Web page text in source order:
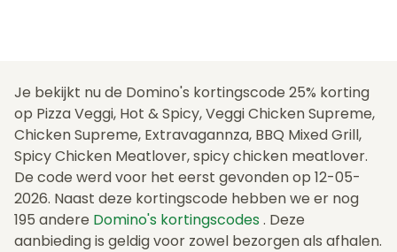
Je bekijkt nu de Domino's kortingscode 25% korting
op Pizza Veggi, Hot & Spicy, Veggi Chicken Supreme,
Chicken Supreme, Extravagannza, BBQ Mixed Grill,
Spicy Chicken Meatlover, spicy chicken meatlover.
De code werd voor het eerst gevonden op 12-05-
2026. Naast deze kortingscode hebben we er nog
195 andere Domino's kortingscodes . Deze
aanbieding is geldig voor zowel bezorgen als afhalen.